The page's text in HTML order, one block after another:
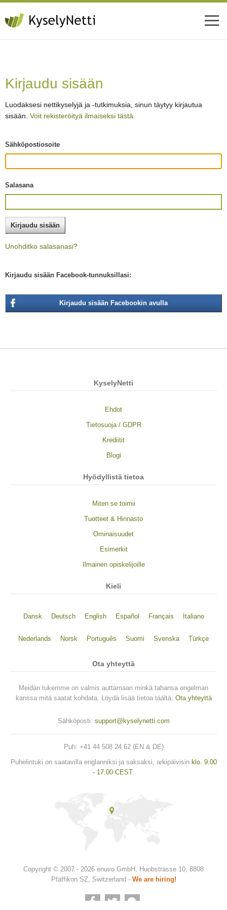
Kirjaudu sisään
Luodaksesi nettikyselyjä ja -tutkimuksia, sinun täytyy kirjautua
sisään. Voit rekisteröityä ilmaiseksi tästä.
Sähköpostiosoite
Salasana
Unohditko salasanasi?
Kirjaudu sisään Facebook-tunnuksillasi:
Kirjaudu sisään Facebookin avulla
KyselyNetti
Ehdot
Tietosuoja / GDPR
Krediitit
Blogi
Hyödyllistä tietoa
Miten se toimii
Tuotteet & Hinnasto
Ominaisuudet
Esimerkit
Ilmainen opiskelijoille
Kieli
Dansk Deutsch English Español Français Italiano
Nederlands Norsk Português Suomi Svenska Türkçe
Ota yhteyttä
Meidän tukemme on valmis auttamaan minkä tahansa ongelman
kanssa mitä saatat kohdata. Löydä lisää tietoa täältä: Ota yhteyttä
Sähköposti: support@kyselynetti.com
Puh: +41 44 508 24 62 (EN & DE)
Puhelintuki on saatavilla englanniksi ja saksaksi, arkipäivisin klo. 9.00
- 17.00 CEST .
Copyright © 2007 - 2026 enuvo GmbH, Huobstrasse 10, 8808
Pfäffikon SZ, Switzerland - We are hiring!